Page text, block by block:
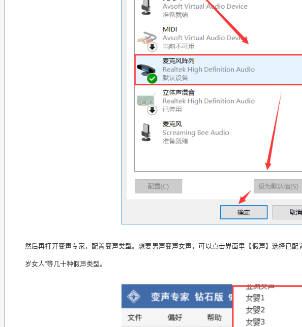
然后再打开变声专家，配置变声类型。想要男声变声女声，可以点击界面里【假声】选择已配
岁女人”等几十种假声类型。